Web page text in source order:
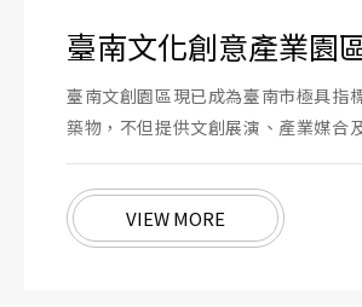
臺南文化創意產業園
臺南文創園區現已成為臺南市極具指
築物，不但提供文創展演、產業媒合
VIEW MORE